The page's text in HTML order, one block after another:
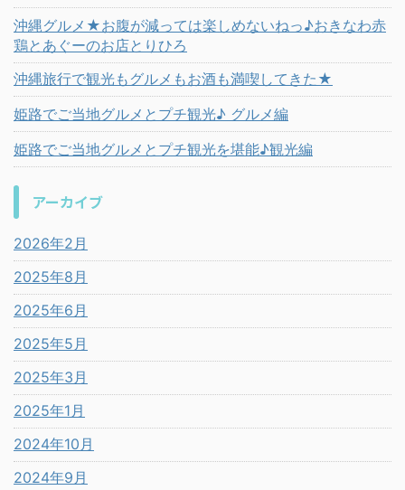
沖縄グルメ★お腹が減っては楽しめないねっ♪おきなわ赤
鶏とあぐーのお店とりひろ
沖縄旅行で観光もグルメもお酒も満喫してきた★
姫路でご当地グルメとプチ観光♪ グルメ編
姫路でご当地グルメとプチ観光を堪能♪観光編
アーカイブ
2026年2月
2025年8月
2025年6月
2025年5月
2025年3月
2025年1月
2024年10月
2024年9月